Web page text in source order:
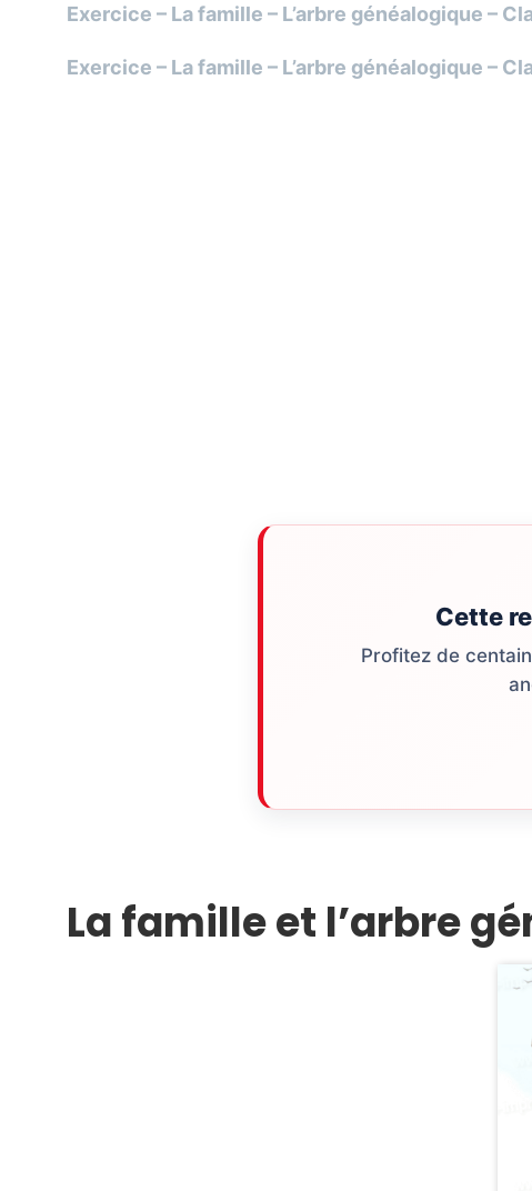
Exercice – La famille – L’arbre généalogique –
Exercice – La famille – L’arbre généalogique –
Cette
Profitez de
La famille et l’arbre